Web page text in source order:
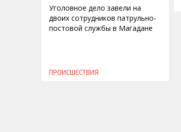
Уголовное дело завели на
двоих сотрудников патрульно-
постовой службы в Магадане
ПРОИСШЕСТВИЯ